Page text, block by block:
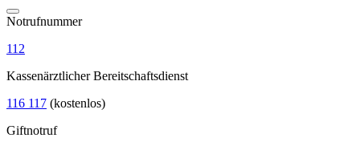
Notrufnummer
112
Kassenärztlicher Bereitschaftsdienst
116 117 (kostenlos)
Giftnotruf